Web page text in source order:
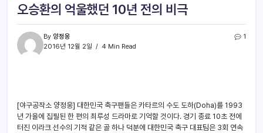
오승환의 억울했던 10년 전의 비극
By 양정웅
2016년 12월 2일
4 Min Read
1
[야구공작소 양정웅] 대한민국 축구팬들은 카타르의 수도 도하(Doha)를 1993
년 가을에 집필된 한 편의 최루성 드라마로 기억할 것이다. 경기 종료 10초 전에
터진 이라크 선수의 기적 같은 골 하나 덕분에 대한민국 축구 대표팀은 3회 연속